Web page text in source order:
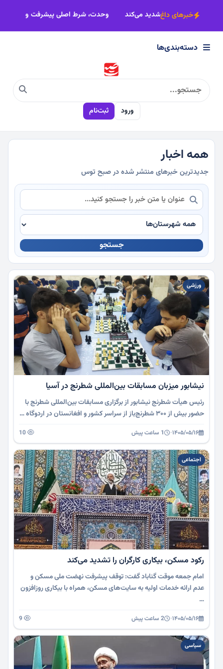
دسته‌بندی‌ها
سیاسی
اجتماعی
فرهنگی
ورزشی
چندرسانه
خبرهای داغ
رکود مسکن، بیکاری کارگران را تشدید می‌کند وحدت، شرط
دسته‌بندی‌ها
ورود ثبت‌نام
همه اخبار
جدیدترین خبرهای منتشر شده در صبح توس
جستجو
ورزشی
نیشابور میزبان مسابقات بین‌المللی شطرنج در آسیا
رئیس هیأت شطرنج نیشابور از برگزاری مسابقات بین‌المللی شطرنج با
حضور بیش از ۳۰۰ شطرنج‌باز از سراسر کشور و افغانستان در اردوگاه …
۱۴۰۵/۰۵/۱۶· 1 ساعت پیش
اجتماعی
رکود مسکن، بیکاری کارگران را تشدید می‌کند
امام جمعه موقت گناباد گفت: توقف پیشرفت نهضت ملی مسکن و
عدم ارائه خدمات اولیه به سایت‌های مسکن، همراه با بیکاری روزافزون
…
۱۴۰۵/۰۵/۱۶· 2 ساعت پیش
سیاسی